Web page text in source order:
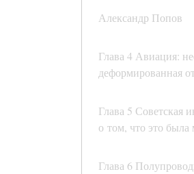
Александр Попов
Глава 4 Авиация:
деформированная
Глава 5 Советская
о том, что это была
Глава 6